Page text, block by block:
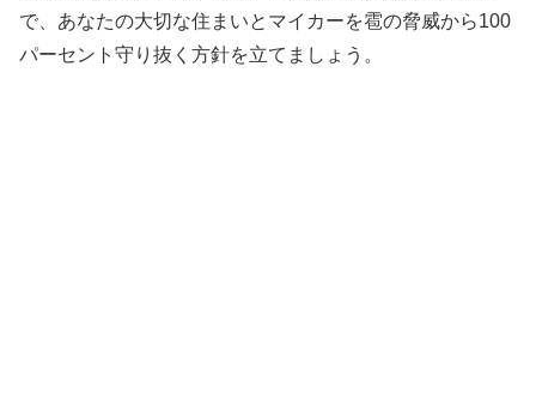
で、あなたの大切な住まいとマイカーを雹の脅威から100
パーセント守り抜く方針を立てましょう。